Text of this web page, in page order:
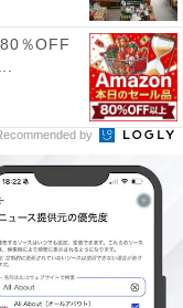
ン祭」を開催。人
使えるお得な割引
レンタカーなど、
のクーポンを組み
る場合もありま
を楽しみましょ
％OFF
by